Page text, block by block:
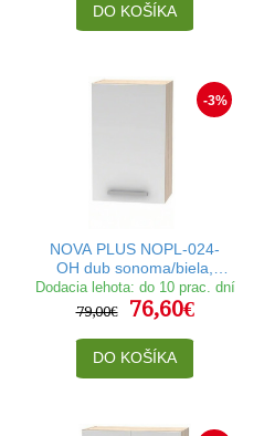
DO KOŠÍKA
-3%
NOVA PLUS NOPL-024-
OH dub sonoma/biela,
horná skrinka v šírke 45
cm
Dodacia lehota: do 10 prac. dní
79,00€
76,60€
DO KOŠÍKA